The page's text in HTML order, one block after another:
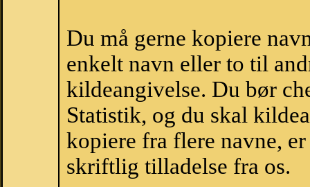
Du må gerne kopiere
enkelt navn eller to til
kildeangivelse. Du bør
Statistik, og du skal
kopiere fra flere navne,
skriftlig tilladelse fra os.